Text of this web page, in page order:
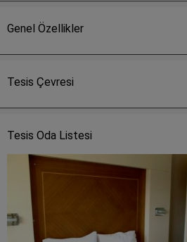
Genel Özellikler
Tesis Çevresi
Tesis Oda Listesi